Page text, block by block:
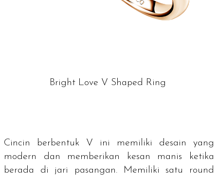
Bright Love V Shaped Ring
Cincin berbentuk V ini memiliki desain yang
modern dan memberikan kesan manis ketika
berada di jari pasangan. Memiliki satu round